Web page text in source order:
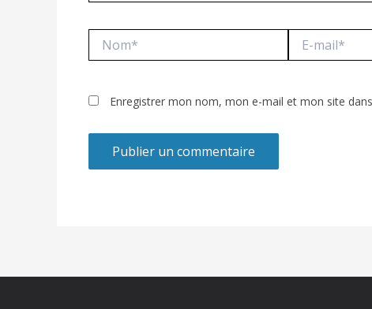
mail*
Enregistrer mon nom, mon e-mail et mon site